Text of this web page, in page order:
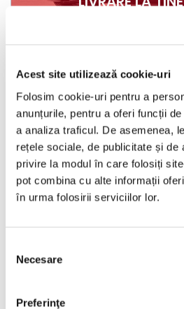
Acest site utilizează cookie-uri
Folosim cookie-uri pentru a
anunțurile, pentru a oferi funcții
a analiza traficul. De asemenea,
rețele sociale, de publicitate și de
privire la modul în care folosiți
pot combina cu alte informații
în urma folosirii serviciilor lor.
consimțământului
Necesare
Preferinţe
2016 239370 km Diesel 272
Bacau
€12.490